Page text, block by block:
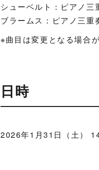
シューベルト：ピアノ
ブラームス：ピアノ三
※曲目は変更となる場合が
日時
2026年1月31日（土）